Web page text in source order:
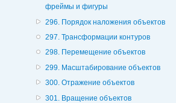
фреймы и фигуры
296. Порядок наложения объектов
297. Трансформации контуров
298. Перемещение объектов
299. Масштабирование объектов
300. Отражение объектов
301. Вращение объектов